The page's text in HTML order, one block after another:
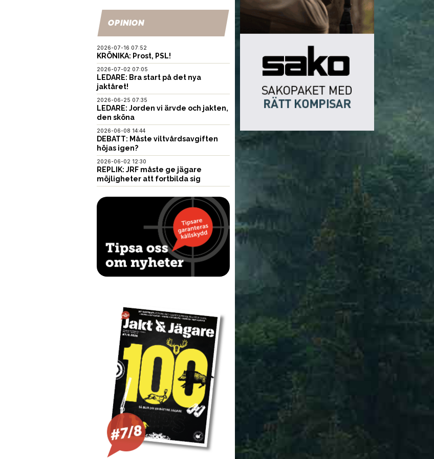
OPINION
2026-07-16 07:52
KRÖNIKA: Prost, PSL!
2026-07-02 07:05
LEDARE: Bra start på det nya
jaktåret!
2026-06-25 07:35
LEDARE: Jorden vi ärvde och jakten,
den sköna
2026-06-08 14:44
DEBATT: Måste viltvårdsavgiften
höjas igen?
2026-06-02 12:30
REPLIK: JRF måste ge jägare
möjligheter att fortbilda sig